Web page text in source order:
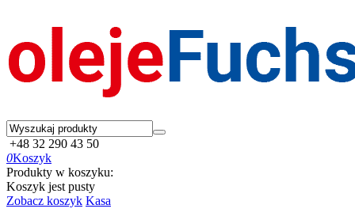
+48 32 290 43 50
0Koszyk
Produkty w koszyku:
Koszyk jest pusty
Zobacz koszyk Kasa